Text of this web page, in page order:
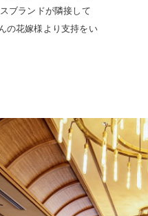
ブランドが隣接して
の花嫁様より支持をい